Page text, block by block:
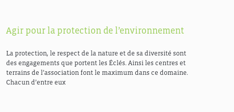
Agir pour la protection de l’environnement
La protection, le respect de la nature et de sa diversité sont
des engagements que portent les Éclés. Ainsi les centres et
terrains de l’association font le maximum dans ce domaine.
Chacun d’entre eux